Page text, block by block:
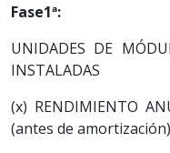
Fase1ª:
UNIDADES DE
INSTALADAS
(x) RENDIMIENTO
(antes de amortización)